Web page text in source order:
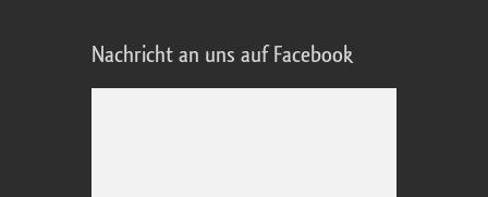
Nachricht an uns auf Facebook